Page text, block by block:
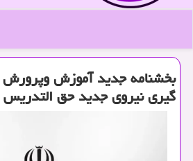
بخشنامه جدید آموزش وپرورش
گیری نیروی جدید حق